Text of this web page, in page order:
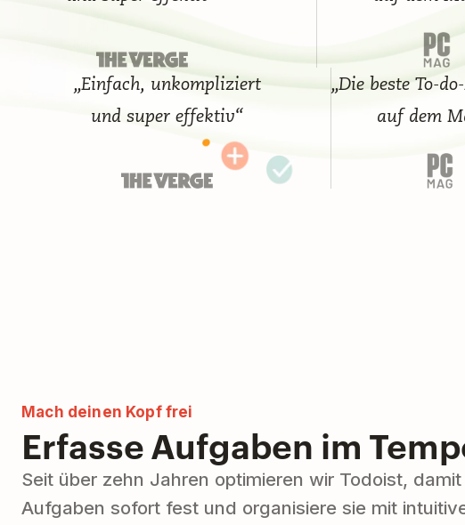
„Einfach, unkompliziert
und super effektiv“
„Die beste To-do-
auf dem
Mach deinen Kopf frei
Erfasse Aufgaben im
Seit über zehn Jahren optimieren wir Todoist,
Aufgaben sofort fest und organisiere sie mit